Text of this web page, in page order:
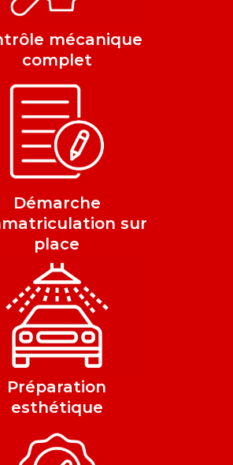
mécanique
complet
Démarche
sur
place
Préparation
esthétique